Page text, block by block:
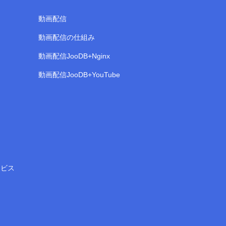
ス
動画配信
動画配信の仕組み
動画配信JooDB+Nginx
動画配信JooDB+YouTube